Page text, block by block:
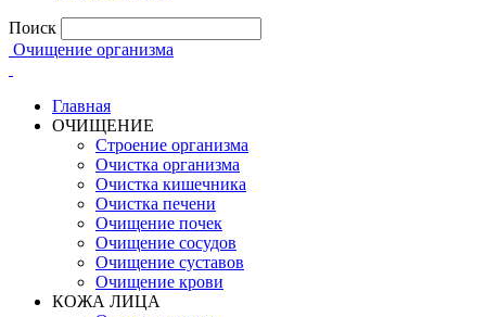
Поиск
Очищение организма
Главная
ОЧИЩЕНИЕ
Строение организма
Очистка организма
Очистка кишечника
Очистка печени
Очищение почек
Очищение сосудов
Очищение суставов
Очищение крови
КОЖА ЛИЦА